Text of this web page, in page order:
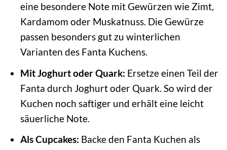
eine besondere Note mit Gewürzen wie Zimt,
Kardamom oder Muskatnuss. Die Gewürze
passen besonders gut zu winterlichen
Varianten des Fanta Kuchens.
Mit Joghurt oder Quark: Ersetze einen Teil der
Fanta durch Joghurt oder Quark. So wird der
Kuchen noch saftiger und erhält eine leicht
säuerliche Note.
Als Cupcakes: Backe den Fanta Kuchen als